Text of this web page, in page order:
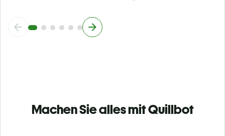
Machen Sie alles mit Quillbot